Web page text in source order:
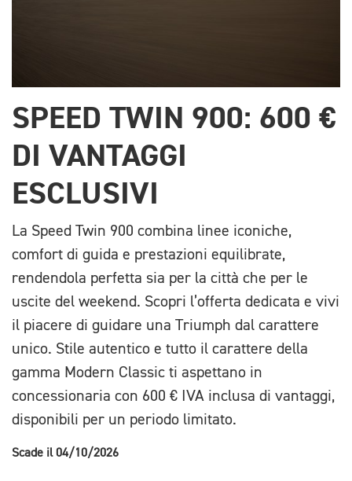
SPEED TWIN 900: 600 €
DI VANTAGGI
ESCLUSIVI
La Speed Twin 900 combina linee iconiche,
comfort di guida e prestazioni equilibrate,
rendendola perfetta sia per la città che per le
uscite del weekend. Scopri l’offerta dedicata e vivi
il piacere di guidare una Triumph dal carattere
unico. Stile autentico e tutto il carattere della
gamma Modern Classic ti aspettano in
concessionaria con 600 € IVA inclusa di vantaggi,
disponibili per un periodo limitato.
Scade il 04/10/2026